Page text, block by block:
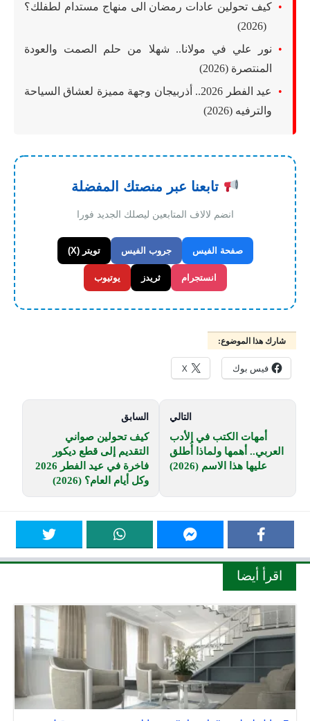
كيف تحولين عادات رمضان الى منهاج مستدام لطفلك؟
(2026)
نور علي في مولانا.. شهلا من حلم الصمت والعودة
المنتصرة (2026)
عيد الفطر 2026.. أذربيجان وجهة مميزة لعشاق السياحة
والترفيه (2026)
تابعنا عبر منصتك المفضلة
انضم لالاف المتابعين ليصلك الجديد فورا
صفحة الفيس جروب الفيس تويتر (X)
انستجرام ثريدز يوتيوب
شارك هذا الموضوع:
فيس بوك X
التالي
أمهات الكتب في الأدب
العربي.. أهمها ولماذا أُطلق
عليها هذا الاسم (2026)
السابق
كيف تحولين صواني
التقديم إلى قطع ديكور
فاخرة في عيد الفطر 2026
وكل أيام العام؟ (2026)
اقرأ أيضا